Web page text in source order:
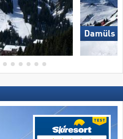
Damüls